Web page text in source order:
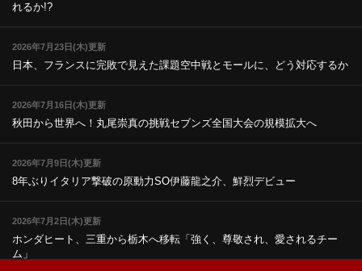
れるか!?
2026年7月23日(木)更新
日本、フランスに完敗で見えた課題空中戦とモールに、どう対応するか
2026年7月16日(木)更新
秋田から世界へ！丸尾崇真の挑戦セブンズ全国大会の規模拡大へ
2026年7月9日(木)更新
8年ぶりイタリア撃破の原動力SO伊藤龍之介、鮮烈デビュー
2026年7月2日(木)更新
ホンダヒート、三重から栃木へ移転「強く、尊敬され、愛されるチー
ム」